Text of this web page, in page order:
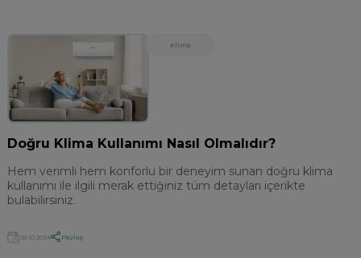
Klima
Doğru Klima Kullanımı Nasıl Olmalıdır?
Hem verimli hem konforlu bir deneyim sunan doğru klima
kullanımı ile ilgili merak ettiğiniz tüm detayları içerikte
bulabilirsiniz.
18.10.2024 Paylaş